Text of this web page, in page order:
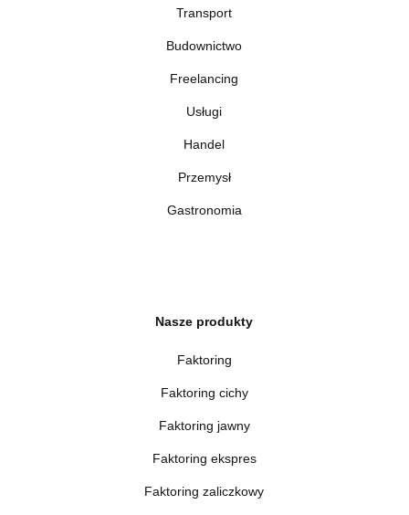
Transport
Budownictwo
Freelancing
Usługi
Handel
Przemysł
Gastronomia
Nasze produkty
Faktoring
Faktoring cichy
Faktoring jawny
Faktoring ekspres
Faktoring zaliczkowy